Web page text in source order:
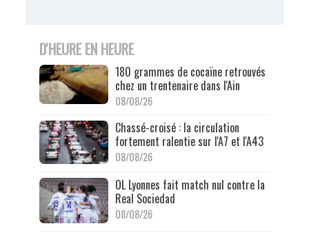
D'HEURE EN HEURE
180 grammes de cocaïne retrouvés
chez un trentenaire dans l'Ain
08/08/26
Chassé-croisé : la circulation
fortement ralentie sur l'A7 et l'A43
08/08/26
OL Lyonnes fait match nul contre la
Real Sociedad
08/08/26